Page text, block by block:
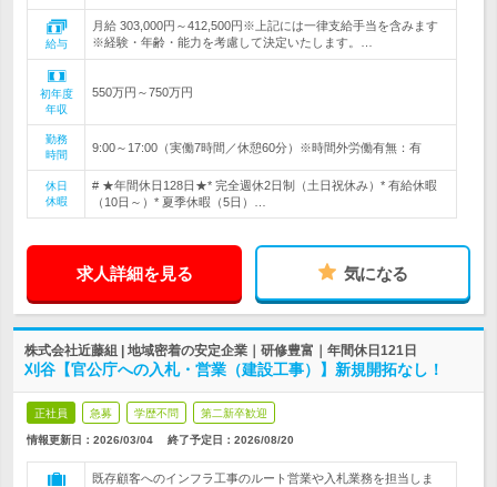
給与
月給 303,000円～412,500円※上記には一律支給手当を含みます
※経験・年齢・能力を考慮して決定いたします。…
初年度
年収
550万円～750万円
勤務
時間
9:00～17:00（実働7時間／休憩60分）※時間外労働有無：有
休日
休暇
# ★年間休日128日★* 完全週休2日制（土日祝休み）* 有給休暇
（10日～）* 夏季休暇（5日）…
求人詳細を見る 気になる
株式会社近藤組 | 地域密着の安定企業｜研修豊富｜年間休日121日
刈谷【官公庁への入札・営業（建設工事）】新規開拓なし！
正社員 急募 学歴不問 第二新卒歓迎
情報更新日：2026/03/04 終了予定日： 2026/08/20
既存顧客へのインフラ工事のルート営業や入札業務を担当しま